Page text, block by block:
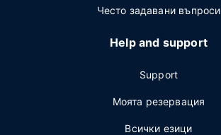
Често задавани въпроси
Help and support
Support
Моята резервация
Всички езици